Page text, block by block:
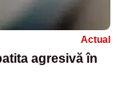
Actual
agresivă în